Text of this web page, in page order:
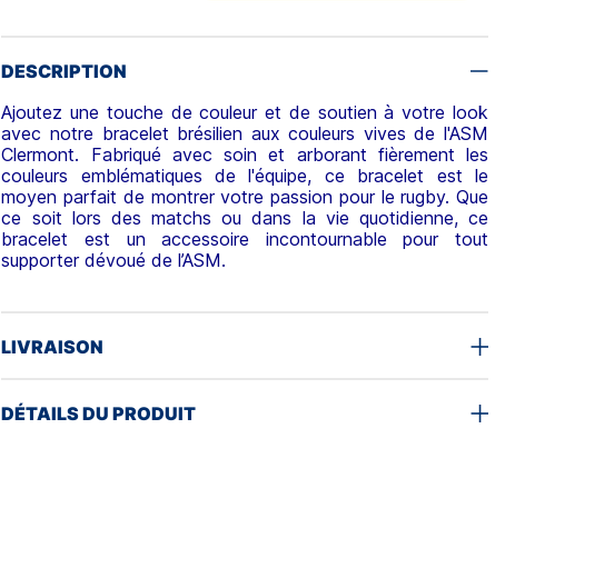
DESCRIPTION
Ajoutez une touche de couleur et de soutien à votre look
avec notre bracelet brésilien aux couleurs vives de l'ASM
Clermont. Fabriqué avec soin et arborant fièrement les
couleurs emblématiques de l'équipe, ce bracelet est le
moyen parfait de montrer votre passion pour le rugby. Que
ce soit lors des matchs ou dans la vie quotidienne, ce
bracelet est un accessoire incontournable pour tout
supporter dévoué de l’ASM.
LIVRAISON
DÉTAILS DU PRODUIT